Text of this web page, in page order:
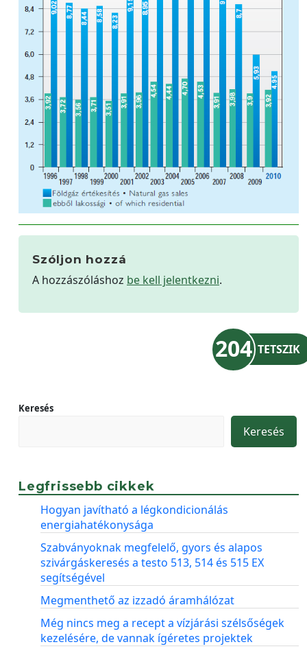
Szóljon hozzá
A hozzászóláshoz be kell jelentkezni.
204 TETSZIK
Keresés
Keresés
Legfrissebb cikkek
Hogyan javítható a légkondicionálás
energiahatékonysága
Szabványoknak megfelelő, gyors és alapos
szivárgáskeresés a testo 513, 514 és 515 EX
segítségével
Megmenthető az izzadó áramhálózat
Még nincs meg a recept a vízjárási szélsőségek
kezelésére, de vannak ígéretes projektek